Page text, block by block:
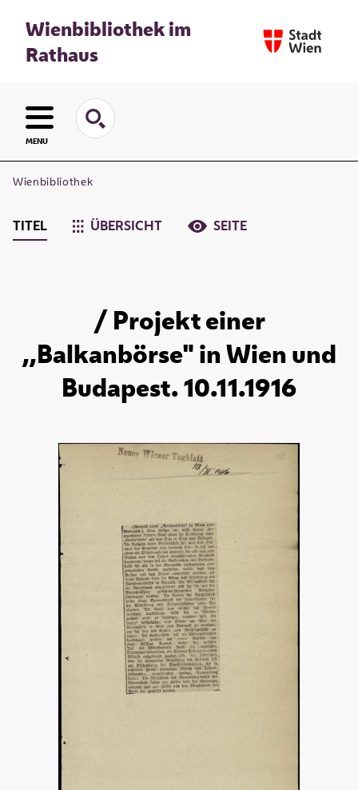
Wienbibliothek im
Rathaus
MENU
Wienbibliothek
TITEL ÜBERSICHT SEITE
/ Projekt einer
,,Balkanbörse" in Wien und
Budapest. 10.11.1916